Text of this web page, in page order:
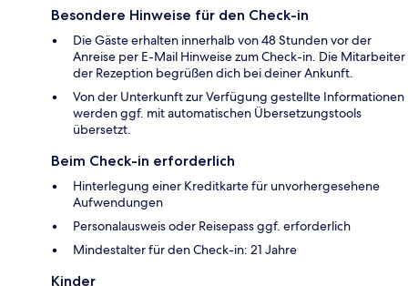
Besondere Hinweise für den Check-in
Die Gäste erhalten innerhalb von 48 Stunden vor der
Anreise per E-Mail Hinweise zum Check-in. Die Mitarbeiter
der Rezeption begrüßen dich bei deiner Ankunft.
Von der Unterkunft zur Verfügung gestellte Informationen
werden ggf. mit automatischen Übersetzungstools
übersetzt.
Beim Check-in erforderlich
Hinterlegung einer Kreditkarte für unvorhergesehene
Aufwendungen
Personalausweis oder Reisepass ggf. erforderlich
Mindestalter für den Check-in: 21 Jahre
Kinder